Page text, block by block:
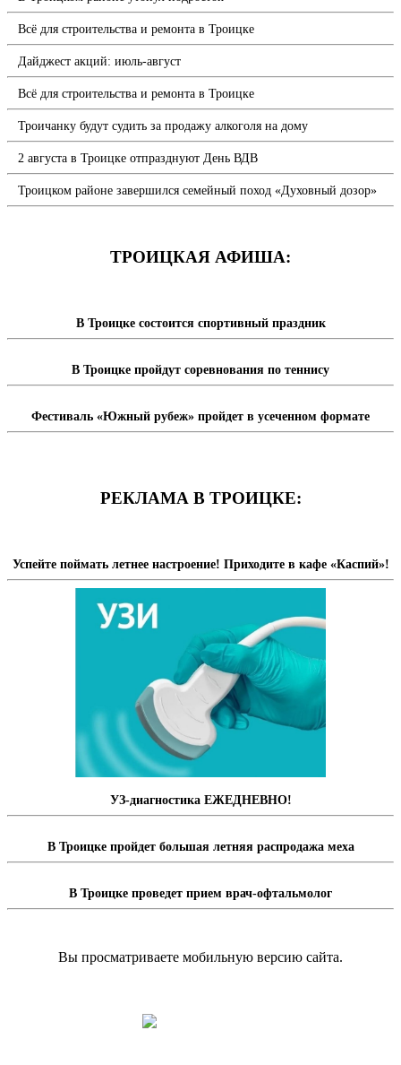
Всё для строительства и ремонта в Троицке
Дайджест акций: июль-август
Всё для строительства и ремонта в Троицке
Троичанку будут судить за продажу алкоголя на дому
2 августа в Троицке отпразднуют День ВДВ
Троицком районе завершился семейный поход «Духовный дозор»
ТРОИЦКАЯ АФИША:
В Троицке состоится спортивный праздник
В Троицке пройдут соревнования по теннису
Фестиваль «Южный рубеж» пройдет в усеченном формате
РЕКЛАМА В ТРОИЦКЕ:
Успейте поймать летнее настроение! Приходите в кафе «Каспий»!
УЗ-диагностика ЕЖЕДНЕВНО!
В Троицке пройдет большая летняя распродажа меха
В Троицке проведет прием врач-офтальмолог
Вы просматриваете мобильную версию сайта.